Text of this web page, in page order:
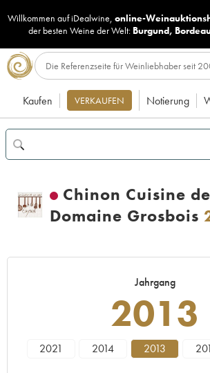
Willkommen auf iDealwine, online-
der besten Weine der Welt: Burgund,
Kaufen VERKAUFEN Notierung
Chinon Cuisine
Domaine Grosbois
Jahrgang
2013
2021 2014 2013